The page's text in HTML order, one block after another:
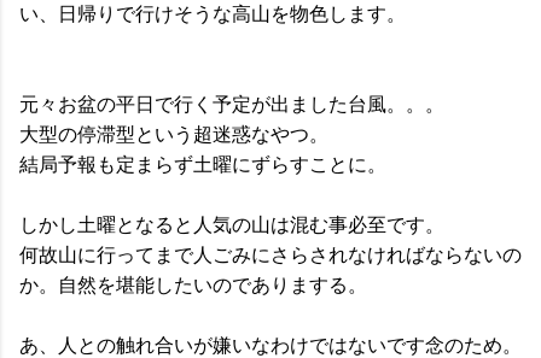
い、日帰りで行けそうな高山を物色します。
元々お盆の平日で行く予定が出ました台風。。。
大型の停滞型という超迷惑なやつ。
結局予報も定まらず土曜にずらすことに。
しかし土曜となると人気の山は混む事必至です。
何故山に行ってまで人ごみにさらされなければならないの
か。自然を堪能したいのでありまする。
あ、人との触れ合いが嫌いなわけではないです念のため。